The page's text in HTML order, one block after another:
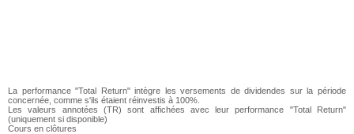
La performance "Total Return" intègre les versements de dividendes sur la période
concernée, comme s'ils étaient réinvestis à 100%.
Les valeurs annotées (TR) sont affichées avec leur performance "Total Return"
(uniquement si disponible)
Cours en clôtures